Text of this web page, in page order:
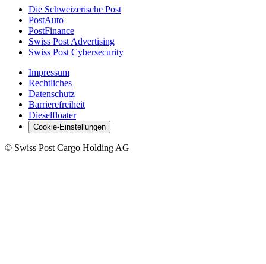
Die Schweizerische Post
PostAuto
PostFinance
Swiss Post Advertising
Swiss Post Cybersecurity
Impressum
Rechtliches
Datenschutz
Barrierefreiheit
Dieselfloater
Cookie-Einstellungen
© Swiss Post Cargo Holding AG